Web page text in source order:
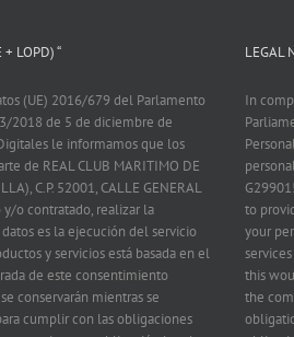
LOPD) “
(UE) 2016/679 del Parlamento
2018 de 5 de diciembre de
le informamos que los
de REAL CLUB MARITIMO DE
C.P. 52001, CALLE GENERAL
o contratado, realizar la
es la ejecución del servicio
y servicios está basada en el
de este consentimiento
conservarán mientras se
cumplir con las obligaciones
LEGAL
In
to
your
this
the